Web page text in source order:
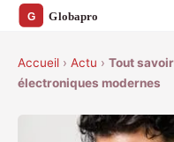
Accueil › Actu › Tout
électroniques modernes